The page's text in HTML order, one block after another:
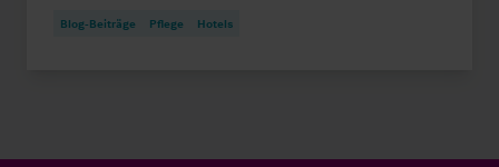
Blog-Beiträge Pflege Hotels